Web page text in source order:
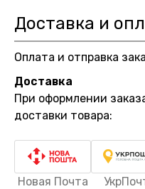
Доставка и
Оплата и отправка
Доставка
При оформлении
доставки товара:
Новая Почта